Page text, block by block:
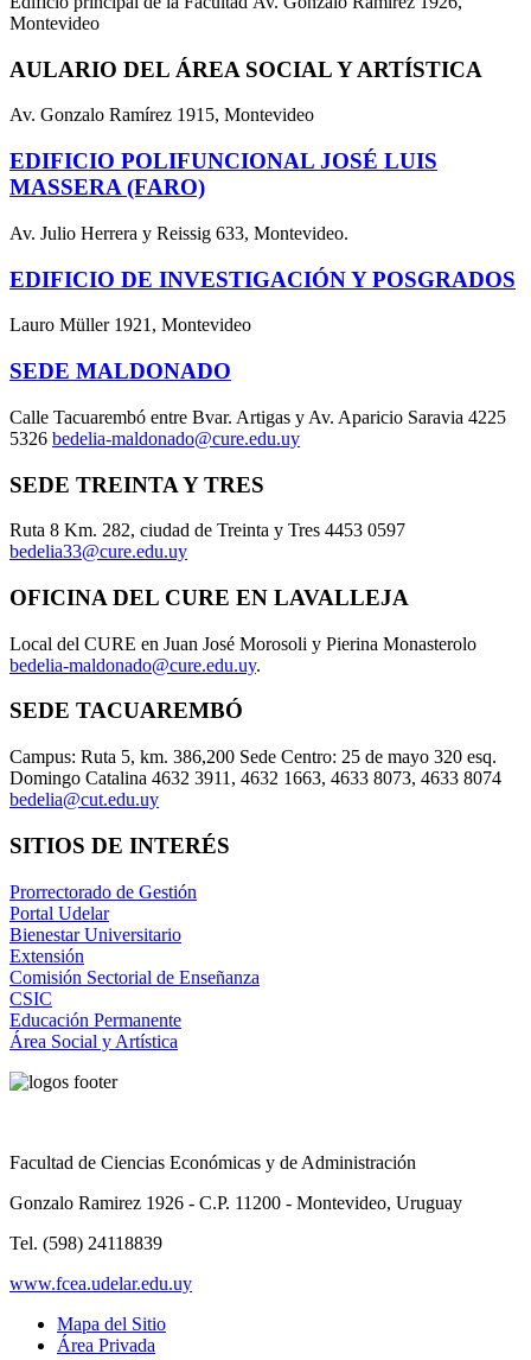
Montevideo
AULARIO DEL ÁREA SOCIAL Y ARTÍSTICA
Av. Gonzalo Ramírez 1915, Montevideo
EDIFICIO POLIFUNCIONAL JOSÉ LUIS
MASSERA (FARO)
Av. Julio Herrera y Reissig 633, Montevideo.
EDIFICIO DE INVESTIGACIÓN Y POSGRADOS
Lauro Müller 1921, Montevideo
SEDE MALDONADO
Calle Tacuarembó entre Bvar. Artigas y Av. Aparicio Saravia 4225
5326 bedelia-maldonado@cure.edu.uy
SEDE TREINTA Y TRES
Ruta 8 Km. 282, ciudad de Treinta y Tres 4453 0597
bedelia33@cure.edu.uy
OFICINA DEL CURE EN LAVALLEJA
Local del CURE en Juan José Morosoli y Pierina Monasterolo
bedelia-maldonado@cure.edu.uy.
SEDE TACUAREMBÓ
Campus: Ruta 5, km. 386,200 Sede Centro: 25 de mayo 320 esq.
Domingo Catalina 4632 3911, 4632 1663, 4633 8073, 4633 8074
bedelia@cut.edu.uy
SITIOS DE INTERÉS
Prorrectorado de Gestión
Portal Udelar
Bienestar Universitario
Extensión
Comisión Sectorial de Enseñanza
CSIC
Educación Permanente
Área Social y Artística
Facultad de Ciencias Económicas y de Administración
Gonzalo Ramirez 1926 - C.P. 11200 - Montevideo, Uruguay
Tel. (598) 24118839
www.fcea.udelar.edu.uy
Mapa del Sitio
Área Privada